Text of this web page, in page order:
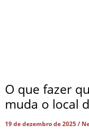
O que fazer
muda o local
19 de dezembro de 2025